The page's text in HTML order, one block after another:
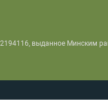
выданное Минским